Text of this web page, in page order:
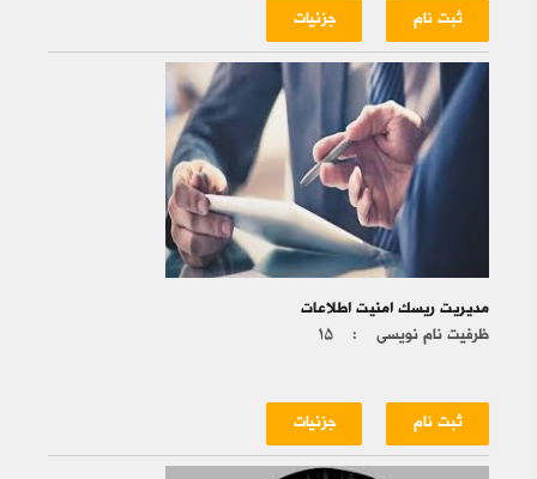
ثبت نام جزئیات
مدیریت ریسک امنیت اطلاعات
ظرفیت نام نویسی : ۱۵
ثبت نام جزئیات